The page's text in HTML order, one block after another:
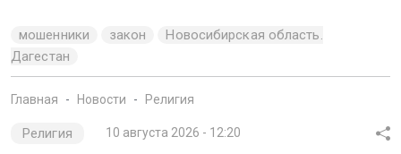
мошенники закон
Новосибирская область.
Дагестан
Главная Новости Религия
Религия 10 августа 2026 - 12:20